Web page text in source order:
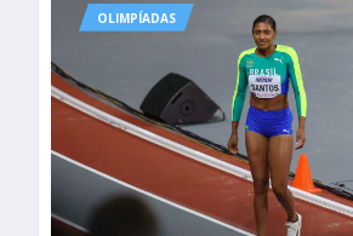
OLIMPÍADAS